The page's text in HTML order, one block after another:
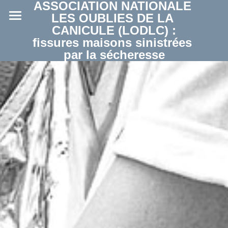
ASSOCIATION NATIONALE
LES OUBLIES DE LA
CANICULE (LODLC) :
fissures maisons sinistrées
par la sécheresse
Accueil
Notre mission
Nos actions
Votre soutien
Les Facteurs Déterminants
Arrêtés Catastrophes Naturelles
Comprendre
Informations générales
Les experts
Actualités - Médias
Actualités
Espace Collectivités